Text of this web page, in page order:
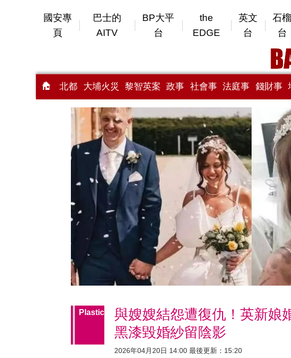
國安專
頁
巴士的
AITV
BP大平
台
the
EDGE
英文
台
石榴
台
北都 大埔火災 黎智英案 政事 社會事 法庭事 錢財事
Plastic
與嫂嫂結怨遭復仇！英新娘
黑漆毀婚紗留陰影
2026年04月20日 14:00 最後更新：15:20